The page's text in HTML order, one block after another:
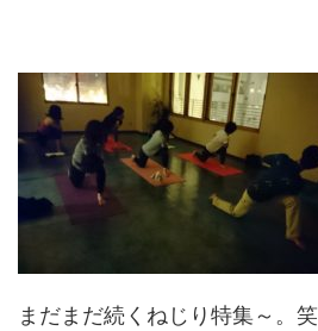
まだまだ続くねじり特集～。笑